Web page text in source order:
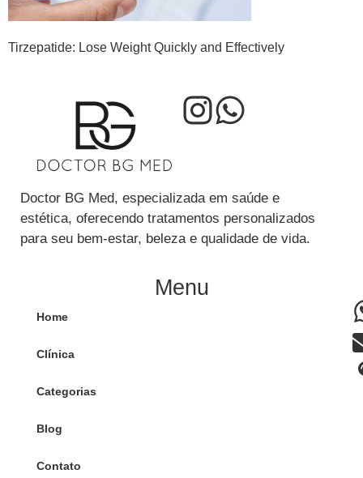
Tirzepatide: Lose Weight Quickly and Effectively
Doctor BG Med, especializada em saúde e
estética, oferecendo tratamentos personalizados
para seu bem-estar, beleza e qualidade de vida.
Menu
Home
Clínica
Categorias
Blog
Contato